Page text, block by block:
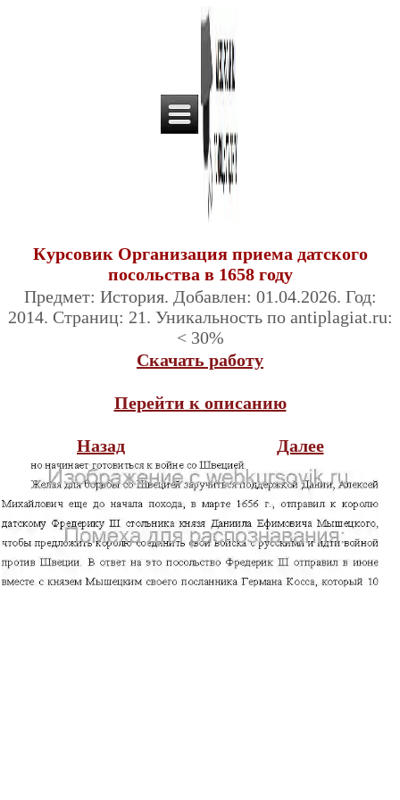
Курсовик Организация приема датского
посольства в 1658 году
Предмет: История. Добавлен: 01.04.2026. Год:
2014. Страниц: 21. Уникальность по antiplagiat.ru:
< 30%
Скачать работу
Перейти к описанию
Назад Далее